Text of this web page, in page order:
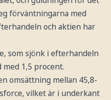
förväntningarna med
och aktien har
som sjönk i efterhandeln
1,5 procent.
omsättning mellan 45,8-
vilket är i underkant